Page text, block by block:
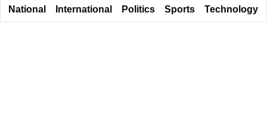
National International Politics Sports Technology